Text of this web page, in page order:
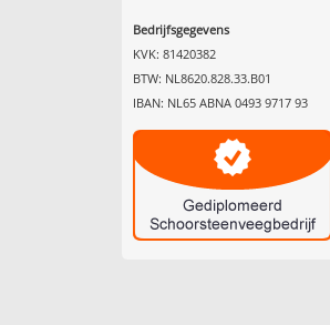
Bedrijfsgegevens
KVK: 81420382
BTW: NL8620.828.33.B01
IBAN: NL65 ABNA 0493 9717 93